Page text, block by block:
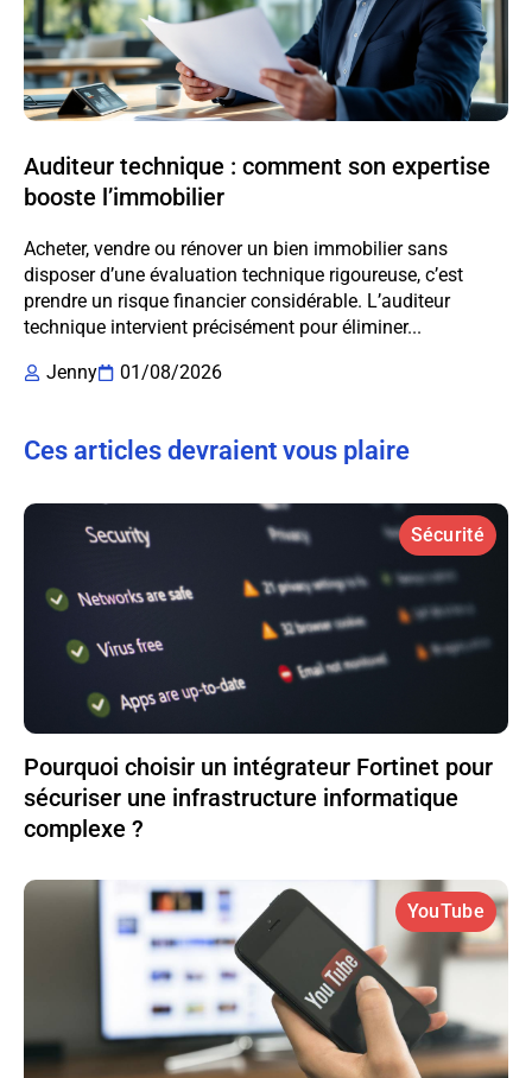
Auditeur technique : comment son expertise
booste l’immobilier
Acheter, vendre ou rénover un bien immobilier sans
disposer d’une évaluation technique rigoureuse, c’est
prendre un risque financier considérable. L’auditeur
technique intervient précisément pour éliminer...
Jenny
01/08/2026
Ces articles devraient vous plaire
Sécurité
Pourquoi choisir un intégrateur Fortinet pour
sécuriser une infrastructure informatique
complexe ?
YouTube